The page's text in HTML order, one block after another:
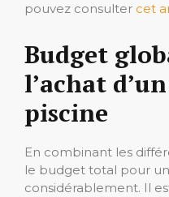
pouvez consulter cet
Budget
l’achat
piscine
En combinant les
le budget total pour
considérablement. Il